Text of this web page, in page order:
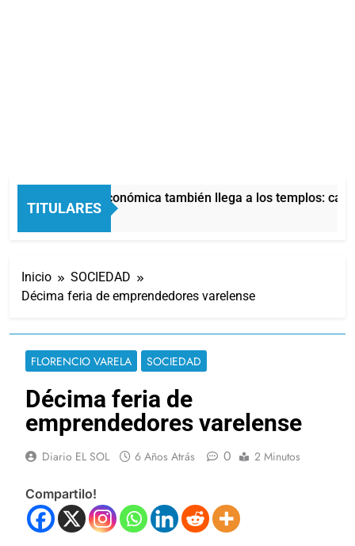
TITULARES
La crisis económica también llega a los templos:
12 Horas Atrás
Inicio
SOCIEDAD
Décima feria de emprendedores varelense
FLORENCIO VARELA SOCIEDAD
Décima feria de
emprendedores varelense
Diario EL SOL 6 Años Atrás 0 2 Minutos
Compartilo!